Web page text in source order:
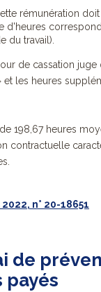
rémunération
du travail).
de cassation
les heures
198,67 heures
contractuelle
n° 20-18651
de
payés